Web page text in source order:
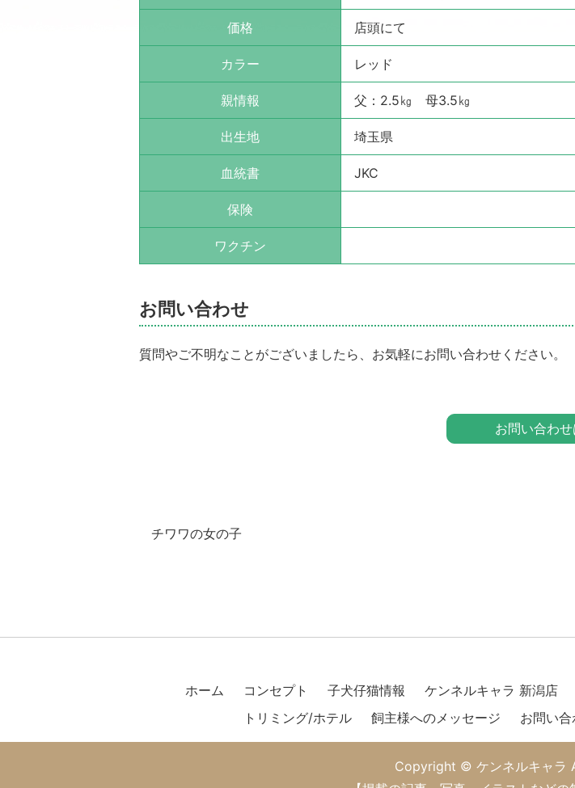
価格 店頭にて
カラー レッド
親情報 父：2.5㎏ 母3.5㎏
出生地 埼玉県
血統書 JKC
保険
ワクチン
お問い合わせ
質問やご不明なことがございましたら、お気軽にお問い合わせください。
お問い合わ
チワワの女の子
ホーム コンセプト 子犬仔猫情報 ケンネルキャラ 新潟店
トリミング/ホテル
飼主様へのメッセージ お問い
Copyright © ケンネルキャラ